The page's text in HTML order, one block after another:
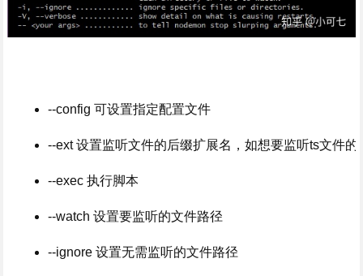
--config 可设置指定配置文件
--ext 设置监听文件的后缀扩展名，如想要监听ts文件的
--exec 执行脚本
--watch 设置要监听的文件路径
--ignore 设置无需监听的文件路径